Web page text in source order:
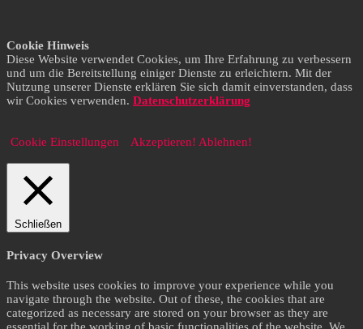
Cookie Hinweis
Diese Website verwendet Cookies, um Ihre Erfahrung zu verbessern
und um die Bereitstellung einiger Dienste zu erleichtern. Mit der
Nutzung unserer Dienste erklären Sie sich damit einverstanden, dass
wir Cookies verwenden. Datenschutzerklärung
Cookie Einstellungen Akzeptieren! Ablehnen!
Schließen
Privacy Overview
This website uses cookies to improve your experience while you
navigate through the website. Out of these, the cookies that are
categorized as necessary are stored on your browser as they are